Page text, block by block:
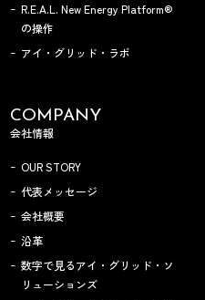
R.E.A.L. New Energy Platform®
の操作
アイ・グリッド・ラボ
COMPANY
会社情報
OUR STORY
代表メッセージ
会社概要
沿革
数字で見るアイ・グリッド・ソ
リューションズ